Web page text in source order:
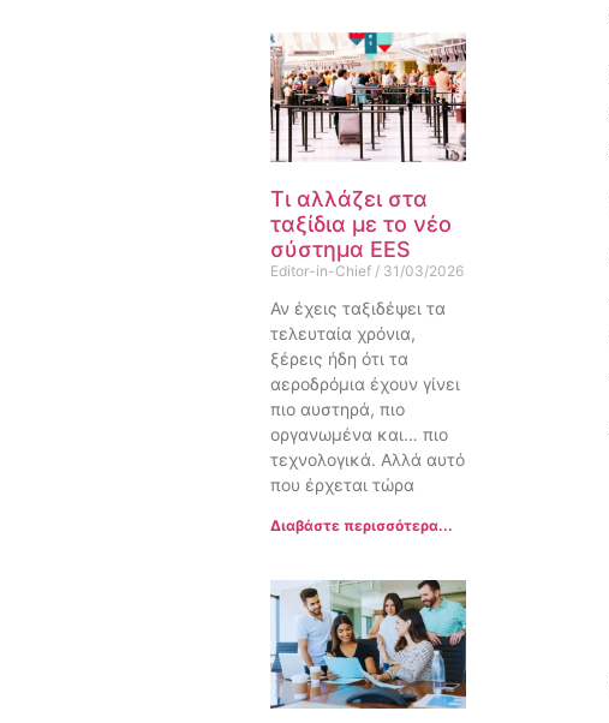
Τι αλλάζει στα
ταξίδια με το νέο
σύστημα EES
Editor-in-Chief 31/03/2026
Αν έχεις ταξιδέψει τα
τελευταία χρόνια,
ξέρεις ήδη ότι τα
αεροδρόμια έχουν γίνει
πιο αυστηρά, πιο
οργανωμένα και… πιο
τεχνολογικά. Αλλά αυτό
που έρχεται τώρα
Διαβάστε περισσότερα...